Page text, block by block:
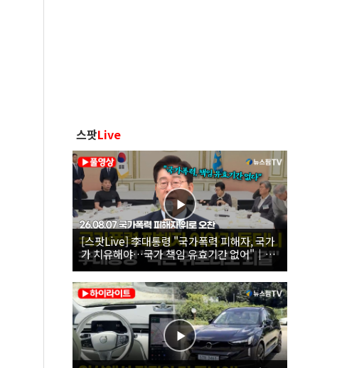
스팟Live
[스팟Live] 李대통령 "국가폭력 피해자, 국가
가 치유해야…국가 책임 유효기간 없어"｜
26.08.07 국가폭력 피해자 위로 오찬